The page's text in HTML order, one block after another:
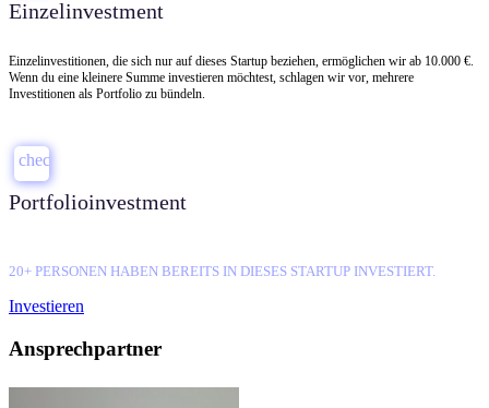
Einzelinvestment
Einzelinvestitionen, die sich nur auf dieses Startup beziehen, ermöglichen wir ab 10.000 €.
Wenn du eine kleinere Summe investieren möchtest, schlagen wir vor, mehrere
Investitionen als Portfolio zu bündeln.
check
Portfolioinvestment
20+ PERSONEN HABEN BEREITS IN DIESES STARTUP INVESTIERT.
Investieren
Ansprechpartner